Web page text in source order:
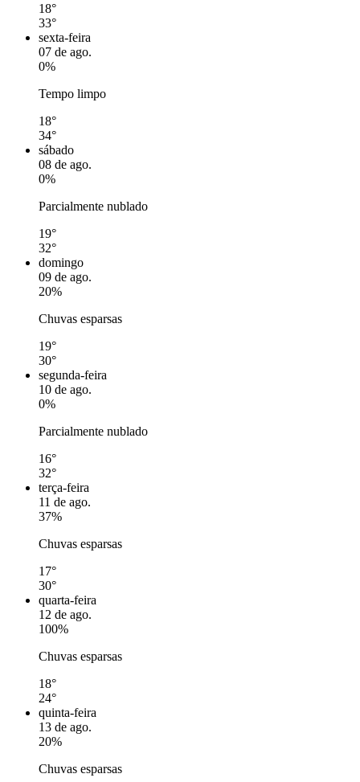
18°
33°
sexta-feira
07 de ago.
0%
Tempo limpo
18°
34°
sábado
08 de ago.
0%
Parcialmente nublado
19°
32°
domingo
09 de ago.
20%
Chuvas esparsas
19°
30°
segunda-feira
10 de ago.
0%
Parcialmente nublado
16°
32°
terça-feira
11 de ago.
37%
Chuvas esparsas
17°
30°
quarta-feira
12 de ago.
100%
Chuvas esparsas
18°
24°
quinta-feira
13 de ago.
20%
Chuvas esparsas